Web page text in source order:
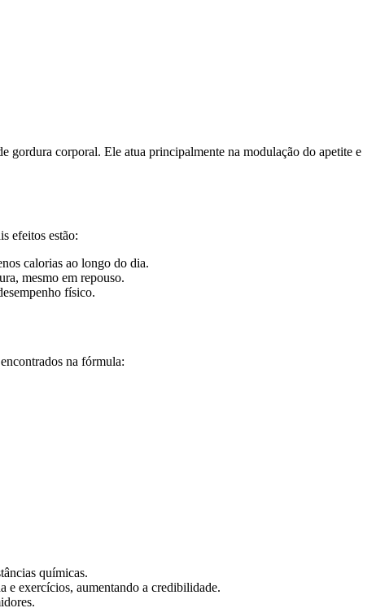
gordura corporal. Ele atua principalmente na modulação do apetite e
efeitos estão:
calorias ao longo do dia.
mesmo em repouso.
físico.
na fórmula:
químicas.
e exercícios, aumentando a credibilidade.